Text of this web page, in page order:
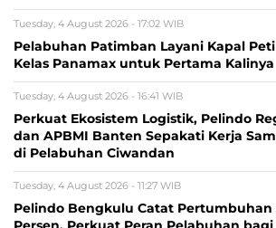
Tuesday, 4 August 2026 - 17:02 WIB
Pelabuhan Patimban Layani Kapal
Kelas Panamax untuk Pertama Kalinya
Tuesday, 4 August 2026 - 16:41 WIB
Perkuat Ekosistem Logistik, Pelindo
dan APBMI Banten Sepakati Kerja
di Pelabuhan Ciwandan
Tuesday, 4 August 2026 - 11:27 WIB
Pelindo Bengkulu Catat Pertumbuhan